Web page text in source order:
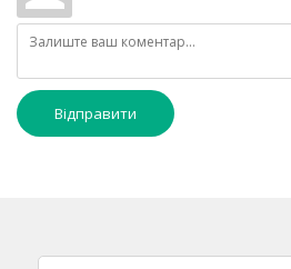
Відправити